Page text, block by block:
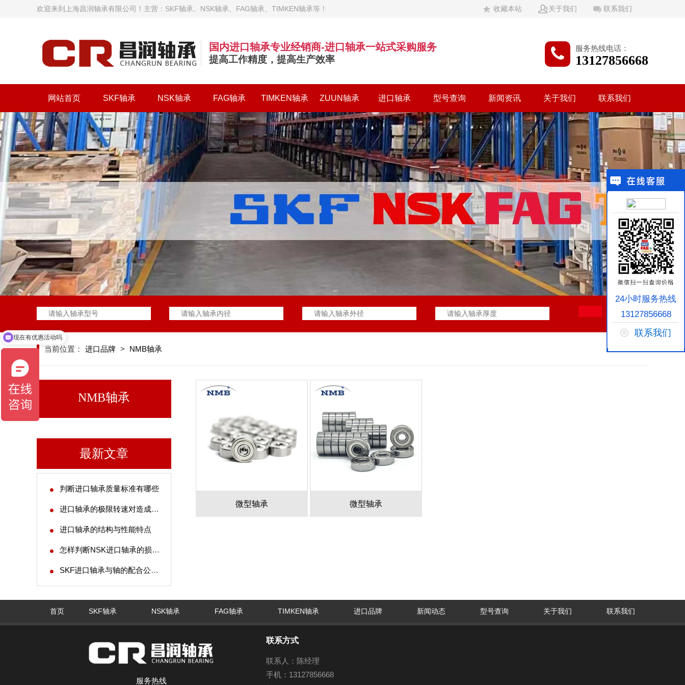
欢迎来到上海昌润轴承有限公司！主营：SKF轴承、NSK轴承、FAG轴承、TIMKEN轴承等！ 收藏本站 关于我们 联系我们
国内进口轴承专业经销商-进口轴承一站式采购服务
提高工作精度，提高生产效率
服务热线电话：
13127856668
网站首页 SKF轴承 NSK轴承 FAG轴承 TIMKEN轴承 ZUUN轴承 进口轴承 型号查询 新闻资讯 关于我们 联系我们
当前位置： 进口品牌 > NMB轴承
NMB轴承
最新文章
判断进口轴承质量标准有哪些
进口轴承的极限转速对造成噪声的影响
进口轴承的结构与性能特点
怎样判断NSK进口轴承的损伤程度
SKF进口轴承与轴的配合公差标准规则
微型轴承 微型轴承
首页 SKF轴承 NSK轴承 FAG轴承 TIMKEN轴承 进口品牌 新闻动态 型号查询 关于我们 联系我们
服务热线
联系方式
联系人：陈经理
手机：13127856668
24小时服务热线
13127856668
联系我们
现在有优惠活动吗